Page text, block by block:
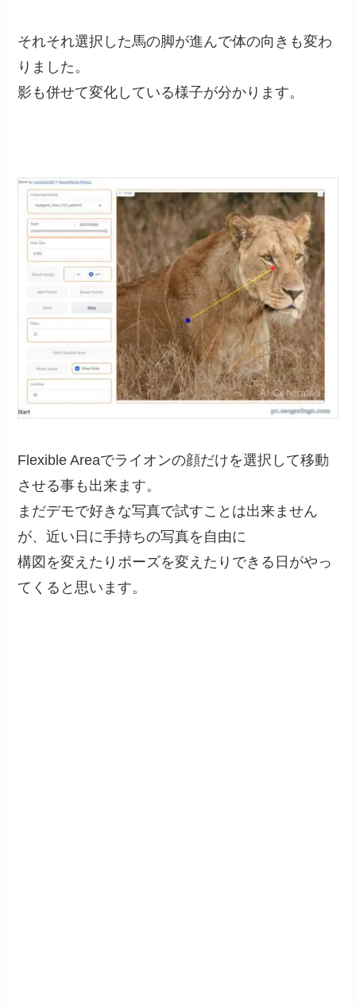
それそれ選択した馬の脚が進んで体の向きも変わ
りました。
影も併せて変化している様子が分かります。
Flexible Areaでライオンの顔だけを選択して移動
させる事も出来ます。
まだデモで好きな写真で試すことは出来ません
が、近い日に手持ちの写真を自由に
構図を変えたりポーズを変えたりできる日がやっ
てくると思います。